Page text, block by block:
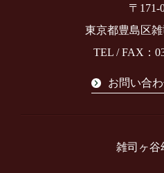
〒171-
東京都豊島区雑
TEL / FAX：
お問い合
雑司ヶ谷